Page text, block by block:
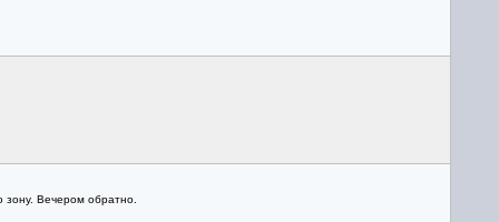
зону. Вечером обратно.